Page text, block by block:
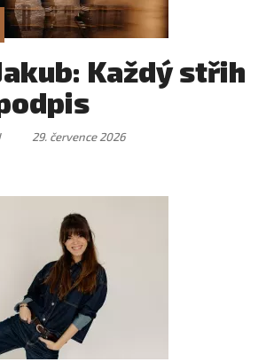
Každý střih
29. července 2026